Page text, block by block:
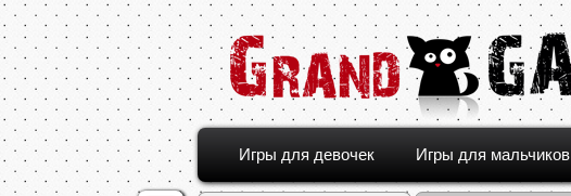
Игры для девочек Игры для мальчиков